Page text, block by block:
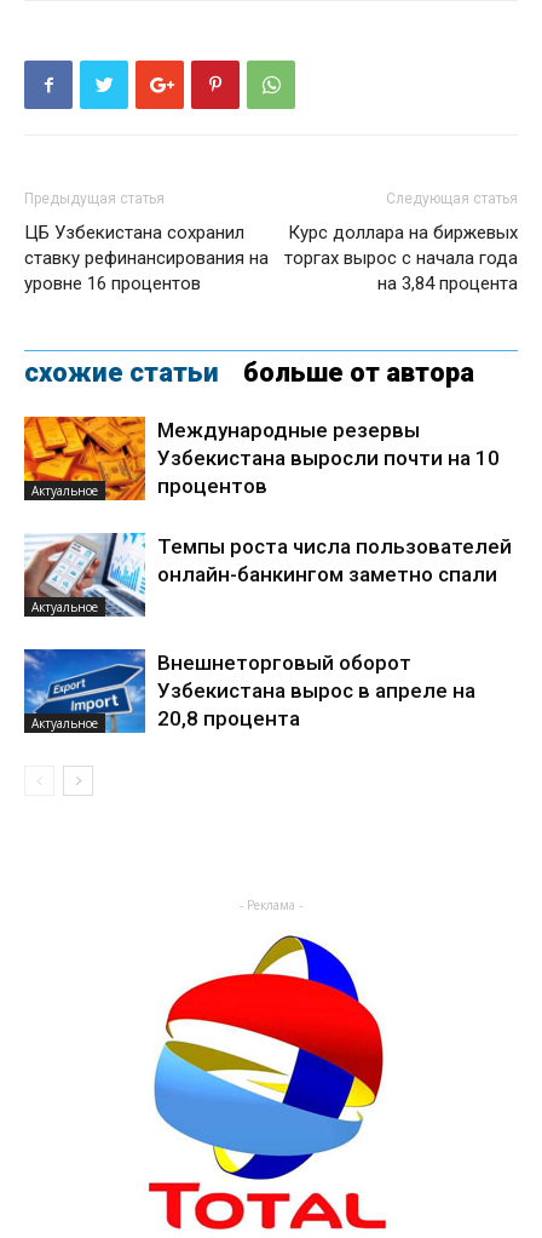
Предыдущая статья
ЦБ Узбекистана сохранил
ставку рефинансирования на
уровне 16 процентов
Следующая статья
Курс доллара на биржевых
торгах вырос с начала года
на 3,84 процента
схожие статьи больше от автора
Актуальное
Международные резервы
Узбекистана выросли почти на 10
процентов
Актуальное
Темпы роста числа пользователей
онлайн-банкингом заметно спали
Актуальное
Внешнеторговый оборот
Узбекистана вырос в апреле на
20,8 процента
- Реклама -